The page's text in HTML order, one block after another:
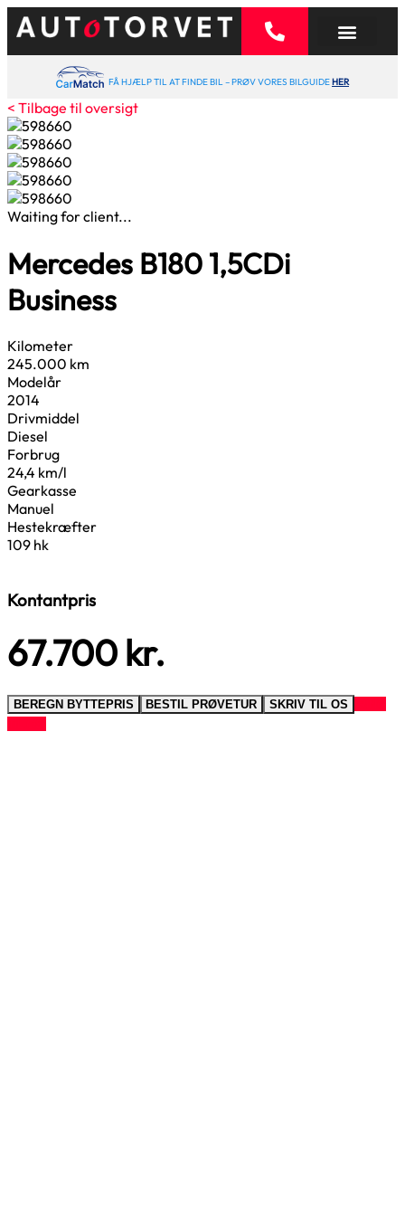
FÅ HJÆLP TIL AT FINDE BIL – PRØV VORES BILGUIDEHER
< Tilbage til oversigt
Waiting for client...
Mercedes B180 1,5CDi
Business
Kilometer
245.000 km
Modelår
2014
Drivmiddel
Diesel
Forbrug
24,4 km/l
Gearkasse
Manuel
Hestekræfter
109 hk
Kontantpris
67.700 kr.
BEREGN BYTTEPRIS BESTIL PRØVETUR SKRIV TIL OS